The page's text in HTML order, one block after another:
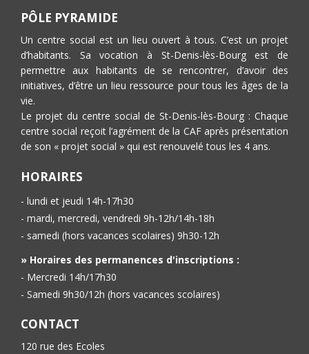
PÔLE PYRAMIDE
Un centre social est un lieu ouvert à tous. C’est un projet
d’habitants. Sa vocation à St-Denis-lès-Bourg est de
permettre aux habitants de se rencontrer, d’avoir des
initiatives, d’être un lieu ressource pour tous les âges de la
vie.
Le projet du centre social de St-Denis-lès-Bourg : Chaque
centre social reçoit l’agrément de la CAF après présentation
de son « projet social » qui est renouvelé tous les 4 ans.
HORAIRES
- lundi et jeudi 14h-17h30
- mardi, mercredi, vendredi 9h-12h/14h-18h
- samedi (hors vacances scolaires) 9h30-12h
» Horaires des permanences d'inscriptions :
- Mercredi 14h/17h30
- Samedi 9h30/12h (hors vacances scolaires)
CONTACT
120 rue des Ecoles